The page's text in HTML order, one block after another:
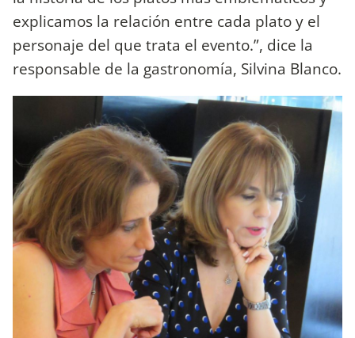
explicamos la relación entre cada plato y el
personaje del que trata el evento.”, dice la
responsable de la gastronomía, Silvina Blanco.